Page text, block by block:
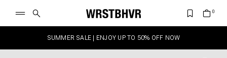
SUMMER SALE | ENJOY UP TO 50% OFF NOW